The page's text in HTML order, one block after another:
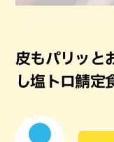
皮もパリッと
し塩トロ鯖定